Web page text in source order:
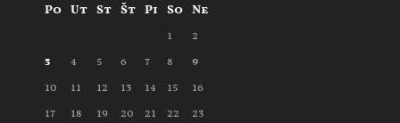
Po Ut St Št Pi So Ne
1
2
3
4 5 6 7 8
9
10
11 12 13 14 15
16
17
18 19 20 21 22
23